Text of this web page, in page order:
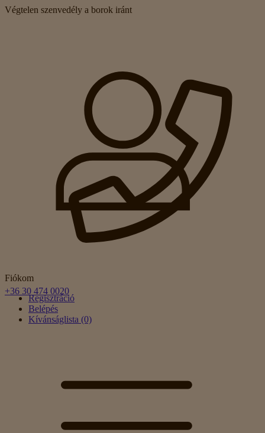
Végtelen szenvedély a borok iránt
Fiókom
Regisztráció
Belépés
Kívánságlista (0)
+36 30 474 0020